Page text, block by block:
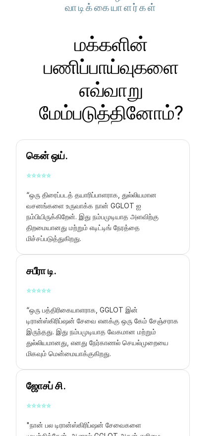
வாடிக்கையாளர்கள்
மக்களின்
பணிப்பாய்வுகளை
எவ்வாறு
மேம்படுத்தினோம்?
கென் ஒய்.
⭐⭐⭐⭐⭐
“ஒரு திரைப்படத் தயாரிப்பாளராக, துல்லியமான
வசனங்களை உருவாக்க நான் GGLOT ஐ
நம்பியிருக்கிறேன். இது நம்பமுடியாத அளவிற்கு
திறமையானது மற்றும் எடிட்டிங் நேரத்தை
மிச்சப்படுத்துகிறது.
சபீரா டி.
⭐⭐⭐⭐⭐
“ஒரு பத்திரிகையாளராக, GGLOT இன்
டிரான்ஸ்கிரிப்ஷன் சேவை எனக்கு ஒரு கேம் சேஞ்சராக
இருந்தது. இது நம்பமுடியாத வேகமான மற்றும்
துல்லியமானது, எனது நேர்காணல் செயல்முறையை
மிகவும் மென்மையாக்குகிறது.
ஜோசப் சி.
⭐⭐⭐⭐⭐
"நான் பல டிரான்ஸ்கிரிப்ஷன் சேவைகளை